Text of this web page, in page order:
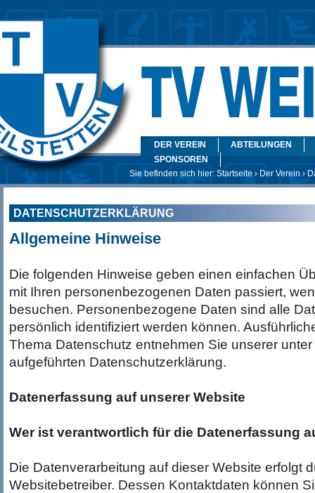
DER VEREIN
ABTEILUNGEN
SPONSOREN
Sie befinden sich hier: Startseite› Der Verein›
DATENSCHUTZERKLÄRUNG
Allgemeine Hinweise
Die folgenden Hinweise geben einen einfachen
mit Ihren personenbezogenen Daten passiert,
besuchen. Personenbezogene Daten sind alle
persönlich identifiziert werden können.
Thema Datenschutz entnehmen Sie unserer
aufgeführten Datenschutzerklärung.
Datenerfassung auf unserer Website
Wer ist verantwortlich für die Datenerfassung
Die Datenverarbeitung auf dieser Website erfolgt
Websitebetreiber. Dessen Kontaktdaten können